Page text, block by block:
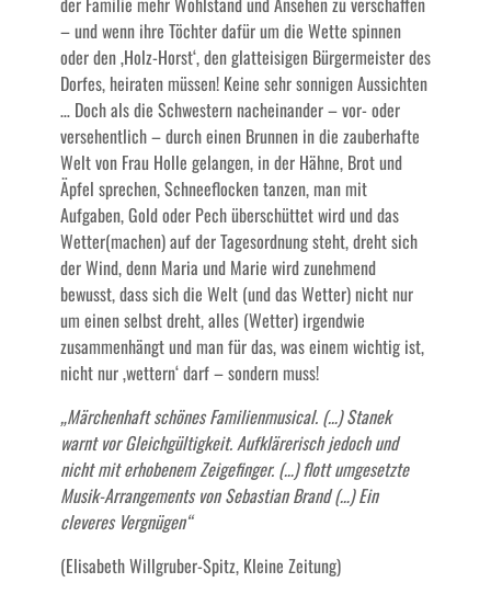
– und wenn ihre Töchter dafür um die Wette spinnen
oder den ‚Holz-Horst‘, den glatteisigen Bürgermeister des
Dorfes, heiraten müssen! Keine sehr sonnigen Aussichten
… Doch als die Schwestern nacheinander – vor- oder
versehentlich – durch einen Brunnen in die zauberhafte
Welt von Frau Holle gelangen, in der Hähne, Brot und
Äpfel sprechen, Schneeflocken tanzen, man mit
Aufgaben, Gold oder Pech überschüttet wird und das
Wetter(machen) auf der Tagesordnung steht, dreht sich
der Wind, denn Maria und Marie wird zunehmend
bewusst, dass sich die Welt (und das Wetter) nicht nur
um einen selbst dreht, alles (Wetter) irgendwie
zusammenhängt und man für das, was einem wichtig ist,
nicht nur ‚wettern‘ darf – sondern muss!
„Märchenhaft schönes Familienmusical. (…) Stanek
warnt vor Gleichgültigkeit. Aufklärerisch jedoch und
nicht mit erhobenem Zeigefinger. (…) flott umgesetzte
Musik-Arrangements von Sebastian Brand (…) Ein
cleveres Vergnügen“
(Elisabeth Willgruber-Spitz, Kleine Zeitung)